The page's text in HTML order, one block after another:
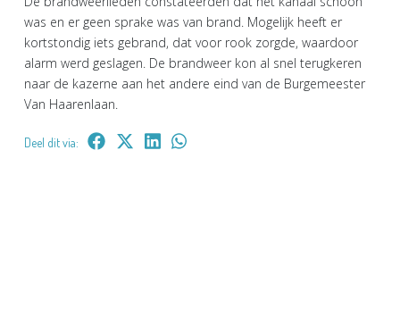
was en er geen sprake was van brand. Mogelijk heeft er
kortstondig iets gebrand, dat voor rook zorgde, waardoor
alarm werd geslagen. De brandweer kon al snel terugkeren
naar de kazerne aan het andere eind van de Burgemeester
Van Haarenlaan.
Deel dit via: